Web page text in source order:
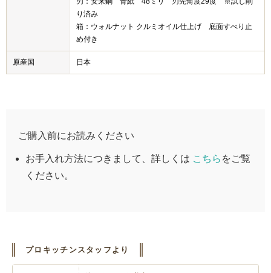
り済み
箱：ウォルナット クルミオイル仕上げ 底面すべり止
め付き
原産国 日本
ご購入前にお読みください
お手入れ方法につきまして、詳しくは こちら をご覧
ください。
プロキッチンスタッフより